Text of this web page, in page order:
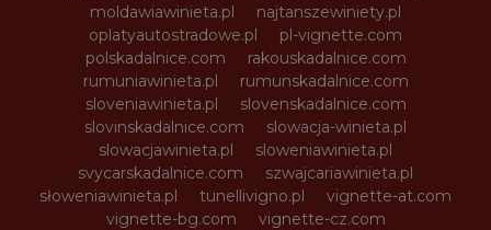
moldawiawinieta.pl
najtanszewiniety.pl
oplatyautostradowe.pl
pl-vignette.com
polskadalnice.com
rakouskadalnice.com
rumuniawinieta.pl
rumunskadalnice.com
sloveniawinieta.pl
slovenskadalnice.com
slovinskadalnice.com
slowacja-winieta.pl
slowacjawinieta.pl
sloweniawinieta.pl
svycarskadalnice.com
szwajcariawinieta.pl
słoweniawinieta.pl
tunellivigno.pl
vignette-at.com
vignette-bg.com
vignette-cz.com